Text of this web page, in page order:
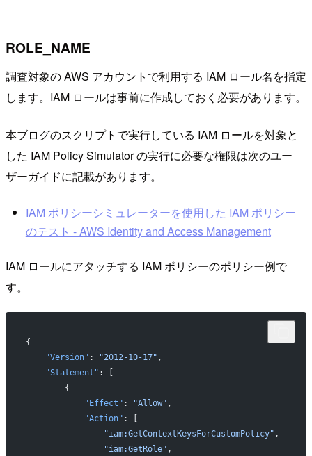
ROLE_NAME
調査対象の AWS アカウントで利用する IAM ロール名を指定
します。IAM ロールは事前に作成しておく必要があります。
本ブログのスクリプトで実行している IAM ロールを対象と
した IAM Policy Simulator の実行に必要な権限は次のユー
ザーガイドに記載があります。
IAM ポリシーシミュレーターを使用した IAM ポリシー
のテスト - AWS Identity and Access Management
IAM ロールにアタッチする IAM ポリシーのポリシー例で
す。
{
    "Version"
: "2012-10-17" ,
    "Statement"
: [
        {
            "Effect"
: "Allow" ,
            "Action"
: [
                "iam:GetContextKeysForCustomPolicy"
,
                "iam:GetRole"
,